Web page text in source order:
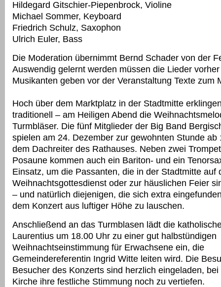
Hildegard Gitschier-Piepenbrock, Violine
Michael Sommer, Keyboard
Friedrich Schulz, Saxophon
Ulrich Euler, Bass
Die Moderation übernimmt Bernd Schader von der
Auswendig gelernt werden müssen die Lieder
Musikanten geben vor der Veranstaltung Texte zum
Hoch über dem Marktplatz in der Stadtmitte
traditionell – am Heiligen Abend die
Turmbläser. Die fünf Mitglieder der Big Band
spielen am 24. Dezember zur gewohnten Stunde ab
dem Dachreiter des Rathauses. Neben zwei
Posaune kommen auch ein Bariton- und ein
Einsatz, um die Passanten, die in der Stadtmitte auf
Weihnachtsgottesdienst oder zur häuslichen Feier
– und natürlich diejenigen, die sich extra
dem Konzert aus luftiger Höhe zu lauschen.
Anschließend an das Turmblasen lädt die
Laurentius um 18.00 Uhr zu einer gut halbstündigen
Weihnachtseinstimmung für Erwachsene ein, die
Gemeindereferentin Ingrid Witte leiten wird. Die
Besucher des Konzerts sind herzlich eingeladen,
Kirche ihre festliche Stimmung noch zu vertiefen.